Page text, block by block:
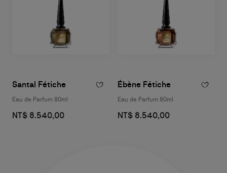
Santal Fétiche
Eau de Parfum 80ml
NT$ 8.540,00
Ébène Fétiche
Eau de Parfum 80ml
NT$ 8.540,00